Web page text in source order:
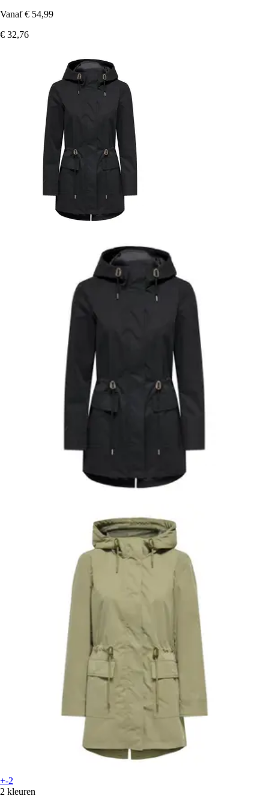
Vanaf € 54,99
€ 32,76
+-2
2 kleuren